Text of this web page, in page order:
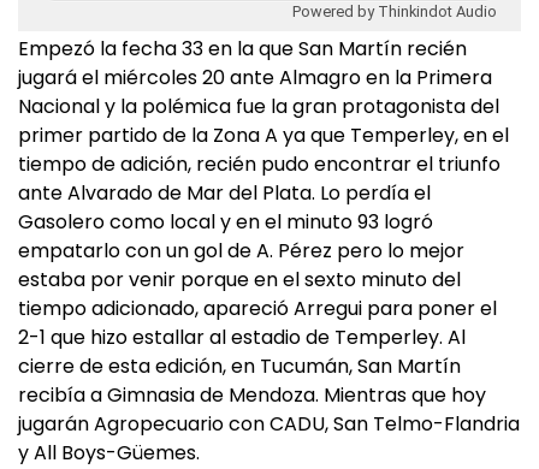
Powered by Thinkindot Audio
Empezó la fecha 33 en la que San Martín recién
jugará el miércoles 20 ante Almagro en la Primera
Nacional y la polémica fue la gran protagonista del
primer partido de la Zona A ya que Temperley, en el
tiempo de adición, recién pudo encontrar el triunfo
ante Alvarado de Mar del Plata. Lo perdía el
Gasolero como local y en el minuto 93 logró
empatarlo con un gol de A. Pérez pero lo mejor
estaba por venir porque en el sexto minuto del
tiempo adicionado, apareció Arregui para poner el
2-1 que hizo estallar al estadio de Temperley. Al
cierre de esta edición, en Tucumán, San Martín
recibía a Gimnasia de Mendoza. Mientras que hoy
jugarán Agropecuario con CADU, San Telmo-Flandria
y All Boys-Güemes.